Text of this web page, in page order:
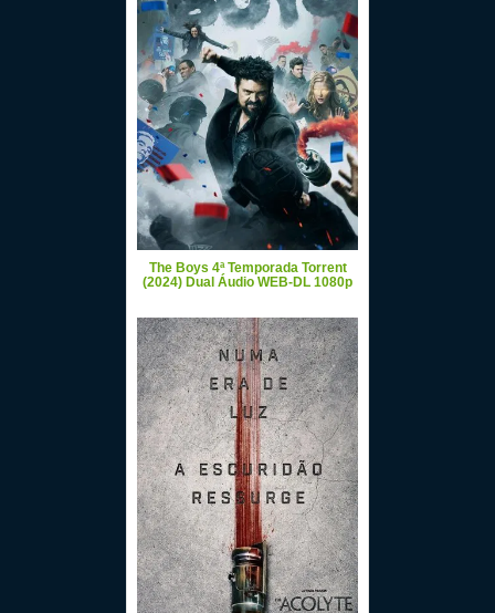
The Boys 4ª Temporada Torrent
(2024) Dual Áudio WEB-DL 1080p